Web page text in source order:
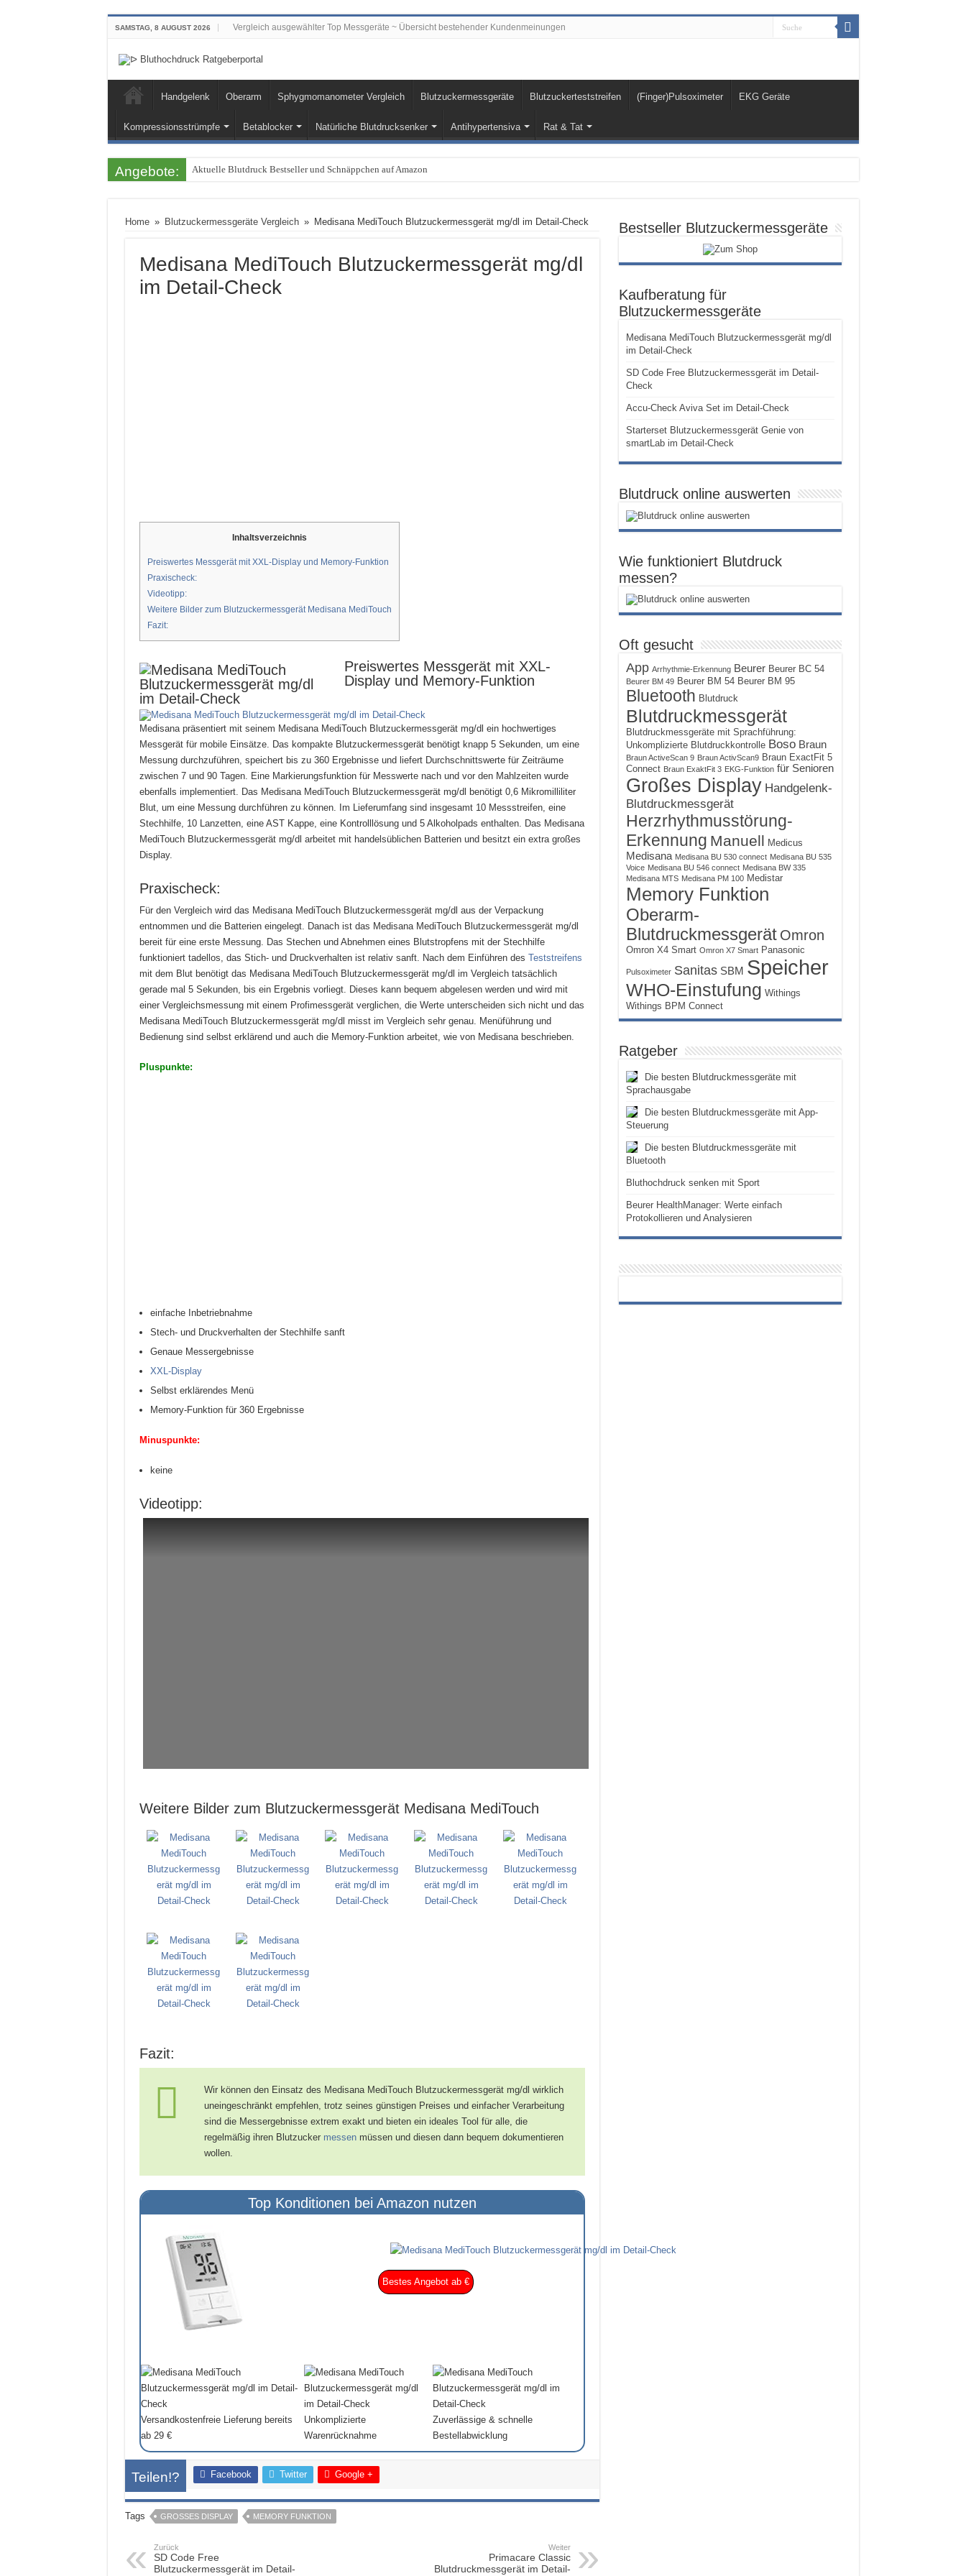
SAMSTAG, 8 AUGUST 2026 Vergleich ausgewählter Top Messgeräte ~ Übersicht bestehender Kundenmeinungen
Handgelenk Oberarm Sphygmomanometer Vergleich Blutzuckermessgeräte Blutzuckerteststreifen (Finger)Pulsoximeter EKG Geräte
Kompressionsstrümpfe Betablocker Natürliche Blutdrucksenker Antihypertensiva Rat & Tat
Angebote: Aktuelle Blutdruck Bestseller und Schnäppchen auf Amazon
Home » Blutzuckermessgeräte Vergleich » Medisana MediTouch Blutzuckermessgerät mg/dl im Detail-Check
Medisana MediTouch Blutzuckermessgerät mg/dl
im Detail-Check
Inhaltsverzeichnis
Preiswertes Messgerät mit XXL-Display und Memory-Funktion
Praxischeck:
Videotipp:
Weitere Bilder zum Blutzuckermessgerät Medisana MediTouch
Fazit:
Preiswertes Messgerät mit XXL-
Display und Memory-Funktion
Medisana präsentiert mit seinem Medisana MediTouch Blutzuckermessgerät mg/dl ein hochwertiges
Messgerät für mobile Einsätze. Das kompakte Blutzuckermessgerät benötigt knapp 5 Sekunden, um eine
Messung durchzuführen, speichert bis zu 360 Ergebnisse und liefert Durchschnittswerte für Zeiträume
zwischen 7 und 90 Tagen. Eine Markierungsfunktion für Messwerte nach und vor den Mahlzeiten wurde
ebenfalls implementiert. Das Medisana MediTouch Blutzuckermessgerät mg/dl benötigt 0,6 Mikromilliliter
Blut, um eine Messung durchführen zu können. Im Lieferumfang sind insgesamt 10 Messstreifen, eine
Stechhilfe, 10 Lanzetten, eine AST Kappe, eine Kontrolllösung und 5 Alkoholpads enthalten. Das Medisana
MediTouch Blutzuckermessgerät mg/dl arbeitet mit handelsüblichen Batterien und besitzt ein extra großes
Display.
Praxischeck:
Für den Vergleich wird das Medisana MediTouch Blutzuckermessgerät mg/dl aus der Verpackung
entnommen und die Batterien eingelegt. Danach ist das Medisana MediTouch Blutzuckermessgerät mg/dl
bereit für eine erste Messung. Das Stechen und Abnehmen eines Blutstropfens mit der Stechhilfe
funktioniert tadellos, das Stich- und Druckverhalten ist relativ sanft. Nach dem Einführen des Teststreifens
mit dem Blut benötigt das Medisana MediTouch Blutzuckermessgerät mg/dl im Vergleich tatsächlich
gerade mal 5 Sekunden, bis ein Ergebnis vorliegt. Dieses kann bequem abgelesen werden und wird mit
einer Vergleichsmessung mit einem Profimessgerät verglichen, die Werte unterscheiden sich nicht und das
Medisana MediTouch Blutzuckermessgerät mg/dl misst im Vergleich sehr genau. Menüführung und
Bedienung sind selbst erklärend und auch die Memory-Funktion arbeitet, wie von Medisana beschrieben.
Pluspunkte:
einfache Inbetriebnahme
Stech- und Druckverhalten der Stechhilfe sanft
Genaue Messergebnisse
XXL-Display
Selbst erklärendes Menü
Memory-Funktion für 360 Ergebnisse
Minuspunkte:
keine
Videotipp:
Weitere Bilder zum Blutzuckermessgerät Medisana MediTouch
Fazit:
Wir können den Einsatz des Medisana MediTouch Blutzuckermessgerät mg/dl wirklich
uneingeschränkt empfehlen, trotz seines günstigen Preises und einfacher Verarbeitung
sind die Messergebnisse extrem exakt und bieten ein ideales Tool für alle, die
regelmäßig ihren Blutzucker messenmüssen und diesen dann bequem dokumentieren
wollen.
Top Konditionen bei Amazon nutzen
Bestes Angebot ab €
Versandkostenfreie Lieferung bereits
ab 29 €
Unkomplizierte
Warenrücknahme
Zuverlässige & schnelle
Bestellabwicklung
Teilen!? Facebook Twitter Google +
Tags GROSSES DISPLAY MEMORY FUNKTION
Zurück
SD Code Free
Blutzuckermessgerät im Detail-
Weiter
Primacare Classic
Blutdruckmessgerät im Detail-
Bestseller Blutzuckermessgeräte
Kaufberatung für
Blutzuckermessgeräte
Medisana MediTouch Blutzuckermessgerät mg/dl
im Detail-Check
SD Code Free Blutzuckermessgerät im Detail-
Check
Accu-Check Aviva Set im Detail-Check
Starterset Blutzuckermessgerät Genie von
smartLab im Detail-Check
Blutdruck online auswerten
Wie funktioniert Blutdruck
messen?
Oft gesucht
App Arrhythmie-Erkennung Beurer Beurer BC 54
Beurer BM 49 Beurer BM 54 Beurer BM 95
Bluetooth Blutdruck
Blutdruckmessgerät
Blutdruckmessgeräte mit Sprachführung:
Unkomplizierte Blutdruckkontrolle Boso Braun
Braun ActiveScan 9 Braun ActivScan9 Braun ExactFit 5
Connect Braun ExaktFit 3 EKG-Funktion für Senioren
Großes Display Handgelenk-
Blutdruckmessgerät
Herzrhythmusstörung-
Erkennung Manuell Medicus
Medisana Medisana BU 530 connect Medisana BU 535
Voice Medisana BU 546 connect Medisana BW 335
Medisana MTS Medisana PM 100 Medistar
Memory Funktion
Oberarm-
Blutdruckmessgerät Omron
Omron X4 Smart Omron X7 Smart Panasonic
Pulsoximeter Sanitas SBM Speicher
WHO-Einstufung Withings
Withings BPM Connect
Ratgeber
Die besten Blutdruckmessgeräte mit
Sprachausgabe
Die besten Blutdruckmessgeräte mit App-
Steuerung
Die besten Blutdruckmessgeräte mit
Bluetooth
Bluthochdruck senken mit Sport
Beurer HealthManager: Werte einfach
Protokollieren und Analysieren